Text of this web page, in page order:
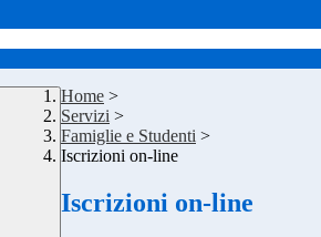
Home >
Servizi >
Famiglie e Studenti >
Iscrizioni on-line
Iscrizioni on-line